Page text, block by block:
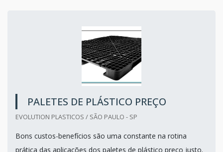
PALETES DE PLÁSTICO PREÇO
EVOLUTION PLASTICOS / SÃO PAULO - SP
Bons custos-benefícios são uma constante na rotina
prática das aplicações dos paletes de plástico preço justo.